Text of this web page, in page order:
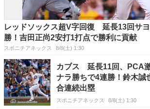
レッドソックス超V字回復 延長13回サ
勝！吉田正尚2安打1打点で勝利に貢献
スポニチアネックス 8/8(土) 1:30
カブス 延長11回、PCA
ナラ勝ちで4連勝！鈴木誠
合連続出塁
スポニチアネックス 8/8(土) 1:30